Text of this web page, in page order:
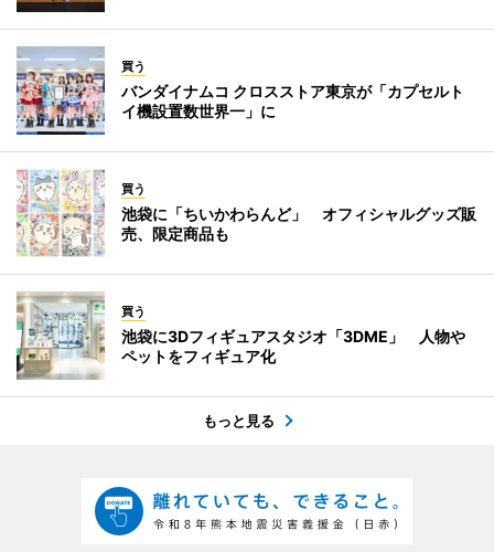
買う
バンダイナムコ クロスストア東京が「カプセルト
イ機設置数世界一」に
買う
池袋に「ちいかわらんど」 オフィシャルグッズ販
売、限定商品も
買う
池袋に3Dフィギュアスタジオ「3DME」 人物や
ペットをフィギュア化
もっと見る